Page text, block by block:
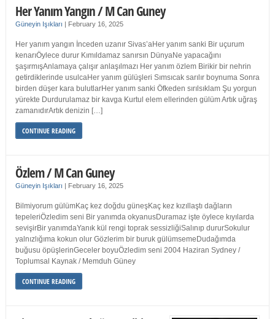
Her Yanım Yangın / M Can Guney
Güneyin Işıkları | February 16, 2025
Her yanım yangın İnceden uzanır Sivas’aHer yanım sanki Bir uçurum
kenarıÖylece durur Kımıldamaz sanırsın DünyaNe yapacağını
şaşırmışAnlamaya çalışır anlaşılmazı Her yanım özlem Birikir bir nehrin
getirdiklerinde usulcaHer yanım gülüşleri Sımsıcak sarılır boynuma Sonra
birden düşer kara bulutlarHer yanım sanki Öfkeden sırılsıklam Şu yorgun
yürekte Durdurulamaz bir kavga Kurtul elem ellerinden gülüm Artık uğraş
zamanıdırArtık denizin […]
CONTINUE READING
Özlem / M Can Guney
Güneyin Işıkları | February 16, 2025
Bilmiyorum gülümKaç kez doğdu güneşKaç kez kızıllaştı dağların
tepeleriÖzledim seni Bir yanımda okyanusDuramaz işte öylece kıyılarda
sevişirBir yanımdaYanık kül rengi toprak sessizliğiSalınıp dururSokulur
yalnızlığıma kokun olur Gözlerim bir buruk gülümsemeDudağımda
buğusu öpüşlerinGeceler boyuÖzledim seni 2004 Haziran Sydney /
Toplumsal Kaynak / Memduh Güney
CONTINUE READING